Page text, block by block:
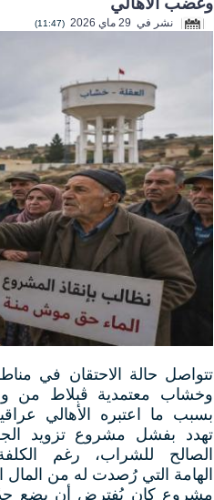
نشر في 29 ماي 2026 (11:47)
تتواصل حالة الاحتقان في
وخشاب معتمدية ڨبلاط من
بسبب ما اعتبره الأهالي
تهدد بفشل مشروع تزويد
الصالح للشراب، رغم الكلفة
الهامة التي رُصدت له من المال
مشروع كان يُفترض أن يضع حدًا